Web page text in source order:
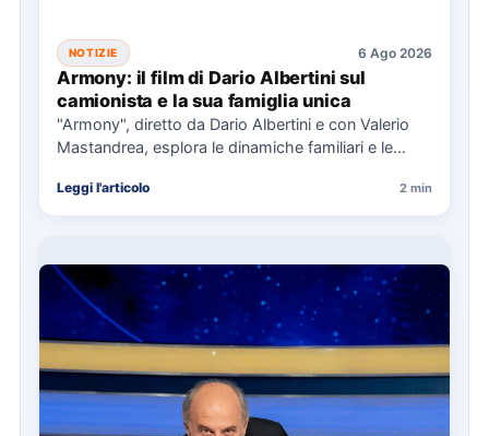
NOTIZIE 6 Ago 2026
Armony: il film di Dario Albertini sul
camionista e la sua famiglia unica
"Armony", diretto da Dario Albertini e con Valerio
Mastandrea, esplora le dinamiche familiari e le
Leggi l'articolo 2 min